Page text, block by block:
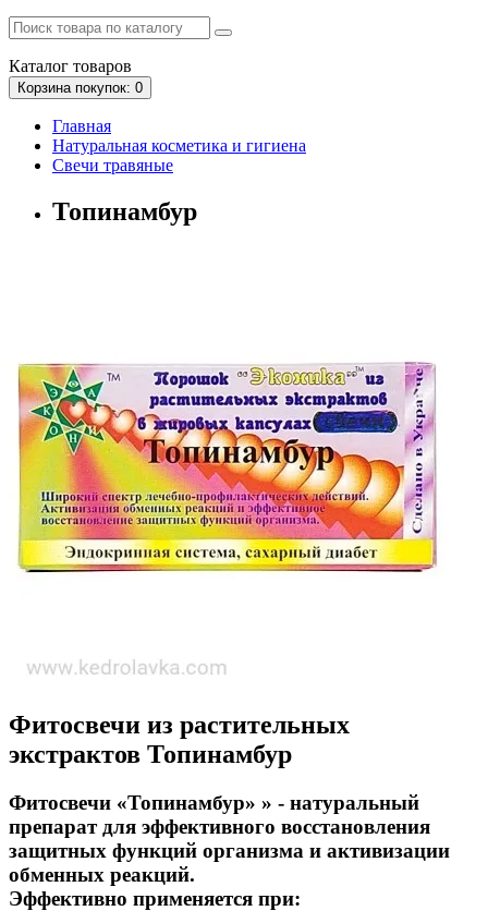
Каталог товаров
Корзинапокупок: 0
Главная
Натуральная косметика и гигиена
Свечи травяные
Топинамбур
Фитосвечи из растительных
экстрактов Топинамбур
Фитосвечи «Топинамбур» » - натуральный
препарат для эффективного восстановления
защитных функций организма и активизации
обменных реакций.
Эффективно применяется при: